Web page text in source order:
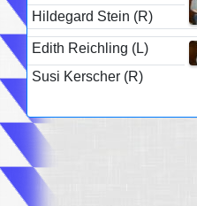
Hildegard Stein (R)
Edith Reichling (L)
Susi Kerscher (R)